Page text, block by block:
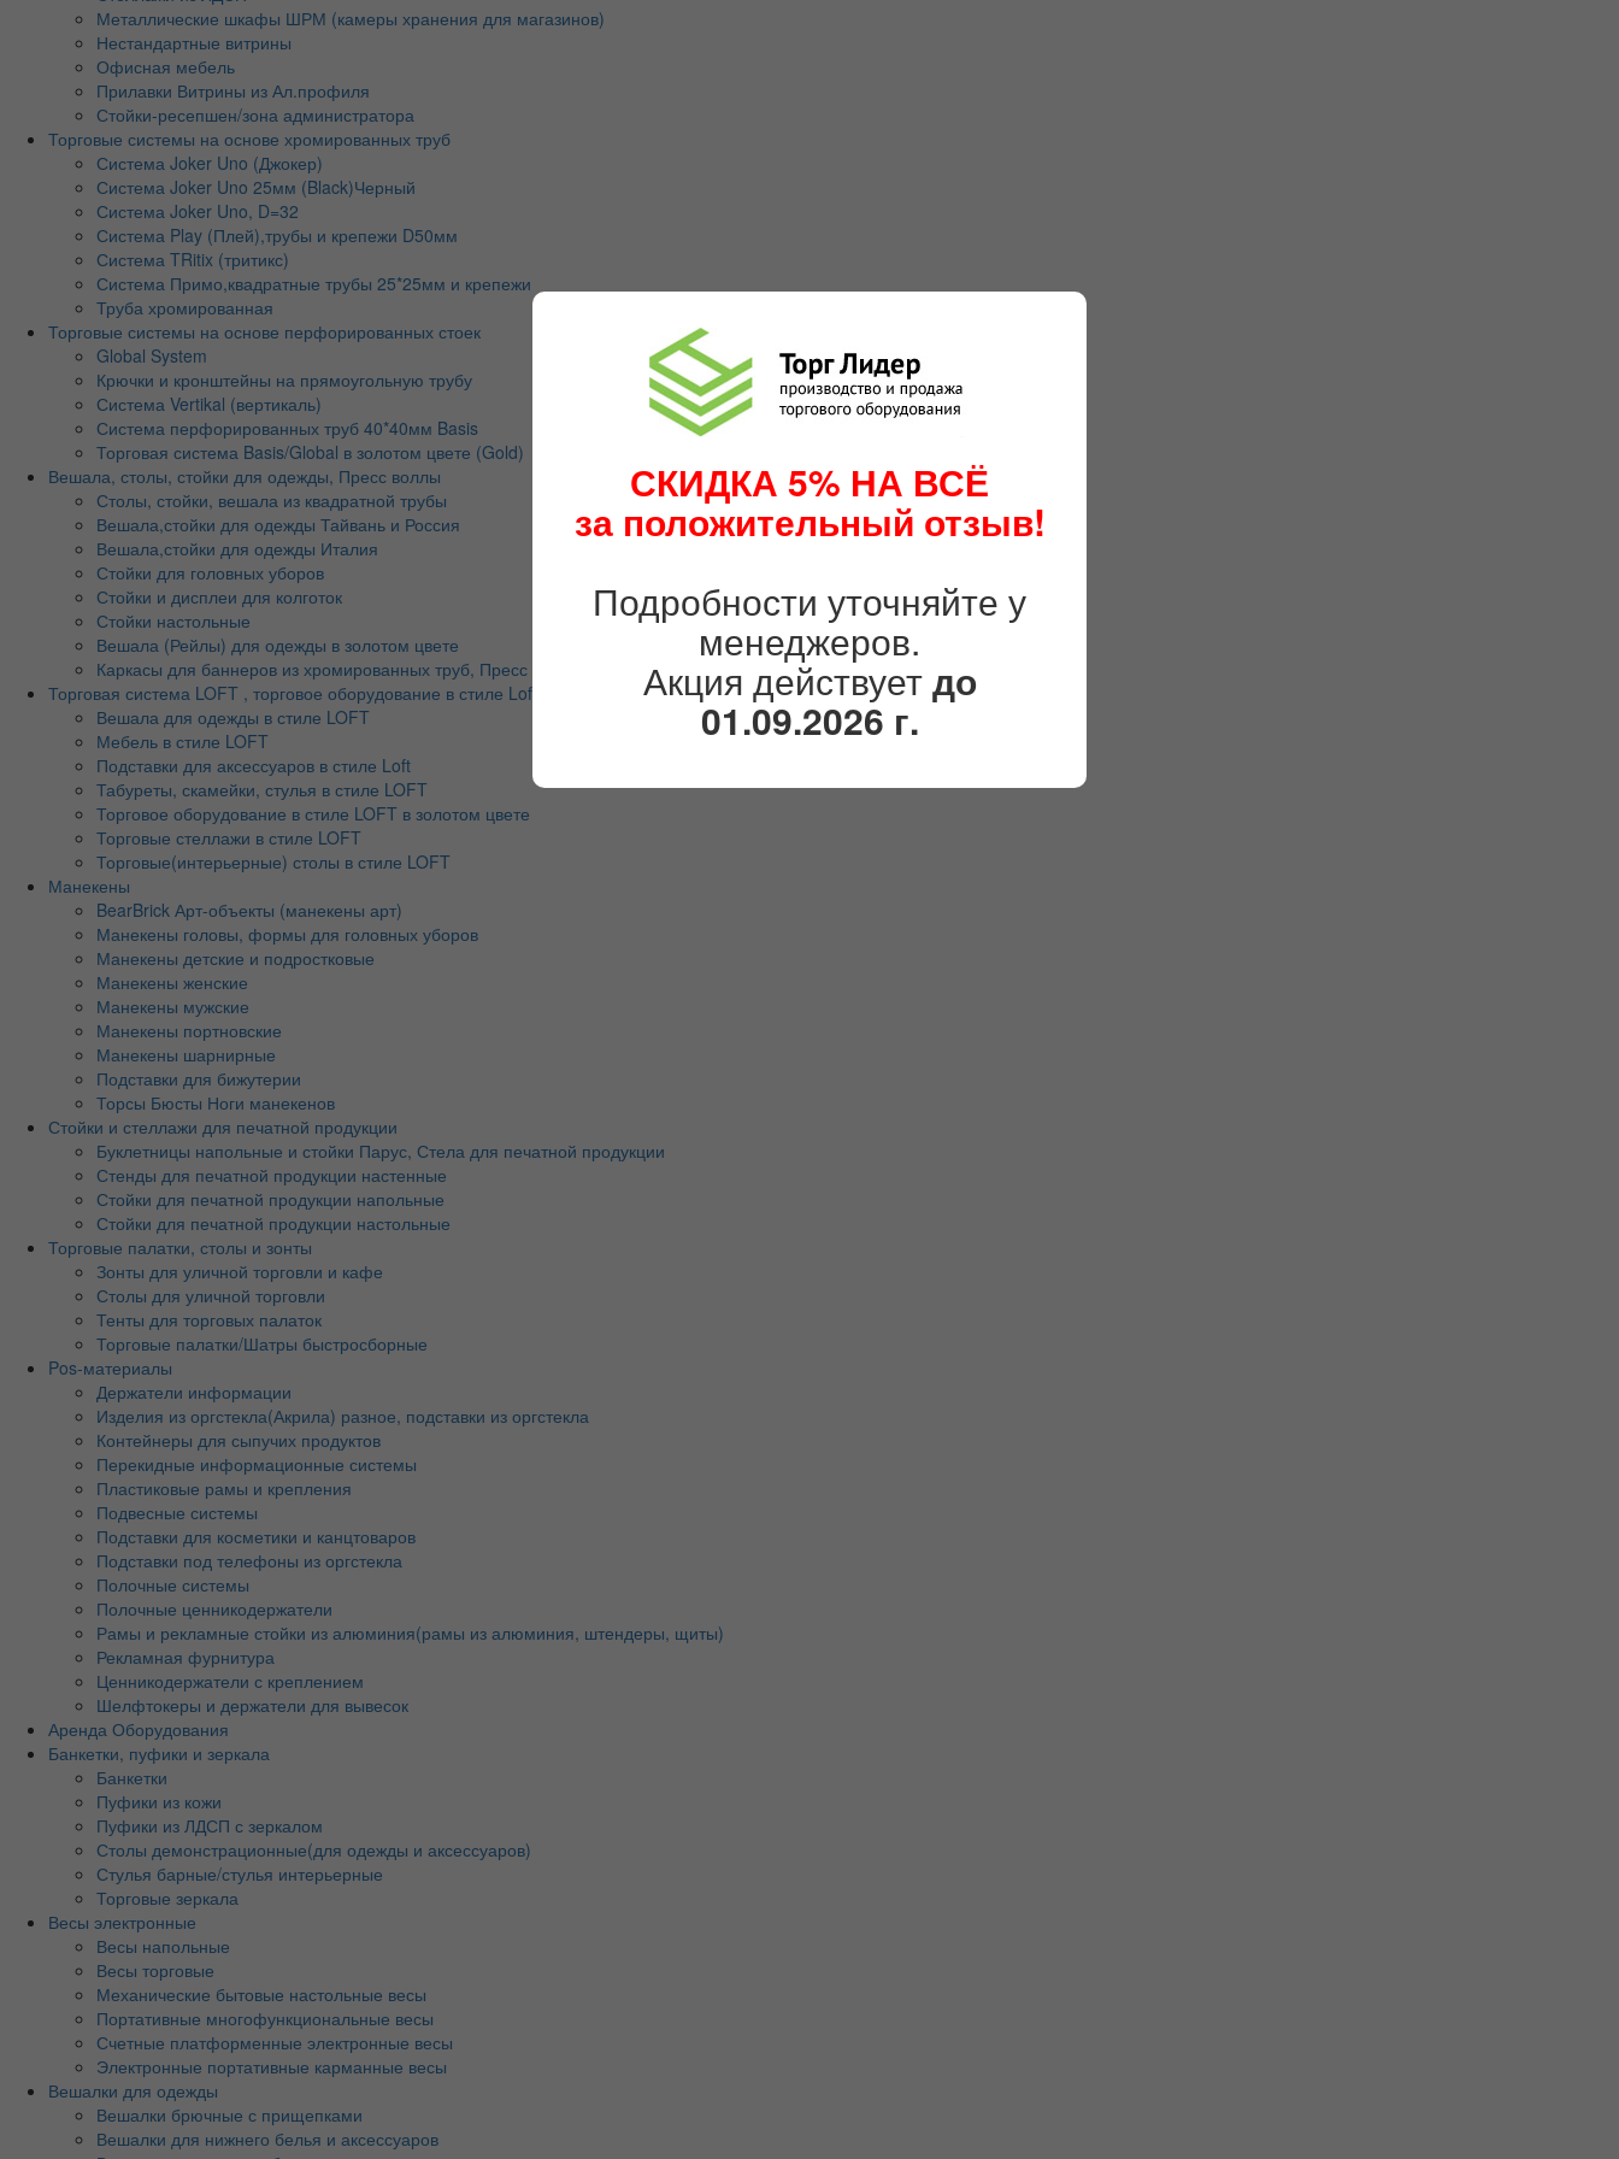
СКИДКА 5% НА ВСЁ
за положительный отзыв!
Подробности уточняйте у
менеджеров.
Акция действуетдо
01.09.2026 г.
Металлические шкафы ШРМ (камеры хранения для магазинов)
Нестандартные витрины
Офисная мебель
Прилавки Витрины из Ал.профиля
Стойки-ресепшен/зона администратора
Торговые системы на основе хромированных труб
Система Joker Uno (Джокер)
Система Joker Uno 25мм (Black)Черный
Система Joker Uno, D=32
Система Play (Плей),трубы и крепежи D50мм
Система TRitix (тритикс)
Система Примо,квадратные трубы 25*25мм и крепежи
Труба хромированная
Торговые системы на основе перфорированных стоек
Global System
Крючки и кронштейны на прямоугольную трубу
Система Vertikal (вертикаль)
Система перфорированных труб 40*40мм Basis
Торговая система Basis/Global в золотом цвете (Gold)
Вешала, столы, стойки для одежды, Пресс воллы
Столы, стойки, вешала из квадратной трубы
Вешала,стойки для одежды Тайвань и Россия
Вешала,стойки для одежды Италия
Стойки для головных уборов
Стойки и дисплеи для колготок
Стойки настольные
Вешала (Рейлы) для одежды в золотом цвете
Каркасы для баннеров из хромированных труб, Пресс волл (Press Wall)
Торговая система LOFT , торговое оборудование в стиле Loft
Вешала для одежды в стиле LOFT
Мебель в стиле LOFT
Подставки для аксессуаров в стиле Loft
Табуреты, скамейки, стулья в стиле LOFT
Торговое оборудование в стиле LOFT в золотом цвете
Торговые стеллажи в стиле LOFT
Торговые(интерьерные) столы в стиле LOFT
Манекены
BearBrick Арт-объекты (манекены арт)
Манекены головы, формы для головных уборов
Манекены детские и подростковые
Манекены женские
Манекены мужские
Манекены портновские
Манекены шарнирные
Подставки для бижутерии
Торсы Бюсты Ноги манекенов
Стойки и стеллажи для печатной продукции
Буклетницы напольные и стойки Парус, Стела для печатной продукции
Стенды для печатной продукции настенные
Стойки для печатной продукции напольные
Стойки для печатной продукции настольные
Торговые палатки, столы и зонты
Зонты для уличной торговли и кафе
Столы для уличной торговли
Тенты для торговых палаток
Торговые палатки/Шатры быстросборные
Pos-материалы
Держатели информации
Изделия из оргстекла(Акрила) разное, подставки из оргстекла
Контейнеры для сыпучих продуктов
Перекидные информационные системы
Пластиковые рамы и крепления
Подвесные системы
Подставки для косметики и канцтоваров
Подставки под телефоны из оргстекла
Полочные системы
Полочные ценникодержатели
Рамы и рекламные стойки из алюминия(рамы из алюминия, штендеры, щиты)
Рекламная фурнитура
Ценникодержатели с креплением
Шелфтокеры и держатели для вывесок
Аренда Оборудования
Банкетки, пуфики и зеркала
Банкетки
Пуфики из кожи
Пуфики из ЛДСП с зеркалом
Столы демонстрационные(для одежды и аксессуаров)
Стулья барные/стулья интерьерные
Торговые зеркала
Весы электронные
Весы напольные
Весы торговые
Механические бытовые настольные весы
Портативные многофункциональные весы
Счетные платформенные электронные весы
Электронные портативные карманные весы
Вешалки для одежды
Вешалки брючные с прищепками
Вешалки для нижнего белья и аксессуаров